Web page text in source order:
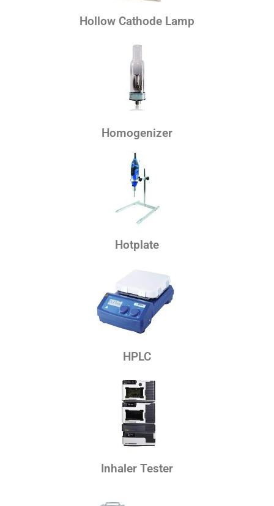
Hollow Cathode Lamp
Homogenizer
Hotplate
HPLC
Inhaler Tester